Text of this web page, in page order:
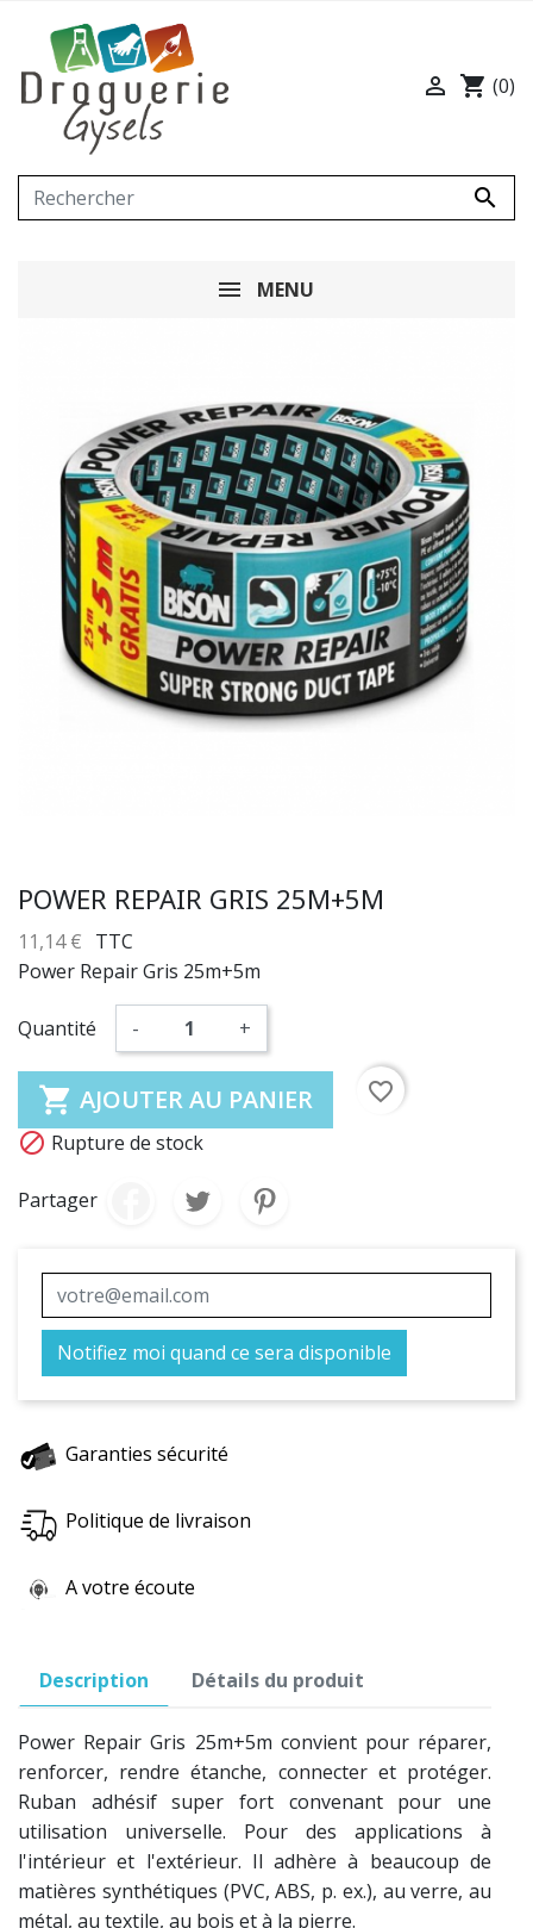

 shopping_cart (0)
MENU
POWER REPAIR GRIS 25M+5M
11,14 € TTC
Power Repair Gris 25m+5m
Quantité - +
 AJOUTER AU PANIER
favorite_border
 Rupture de stock
Partager
Notifiez moi quand ce sera disponible
Garanties sécurité
Politique de livraison
A votre écoute
Description Détails du produit
Power Repair Gris 25m+5m convient pour réparer,
renforcer, rendre étanche, connecter et protéger.
Ruban adhésif super fort convenant pour une
utilisation universelle. Pour des applications à
l'intérieur et l'extérieur. Il adhère à beaucoup de
matières synthétiques (PVC, ABS, p. ex.), au verre, au
métal, au textile, au bois et à la pierre.